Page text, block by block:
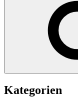
Kategorien